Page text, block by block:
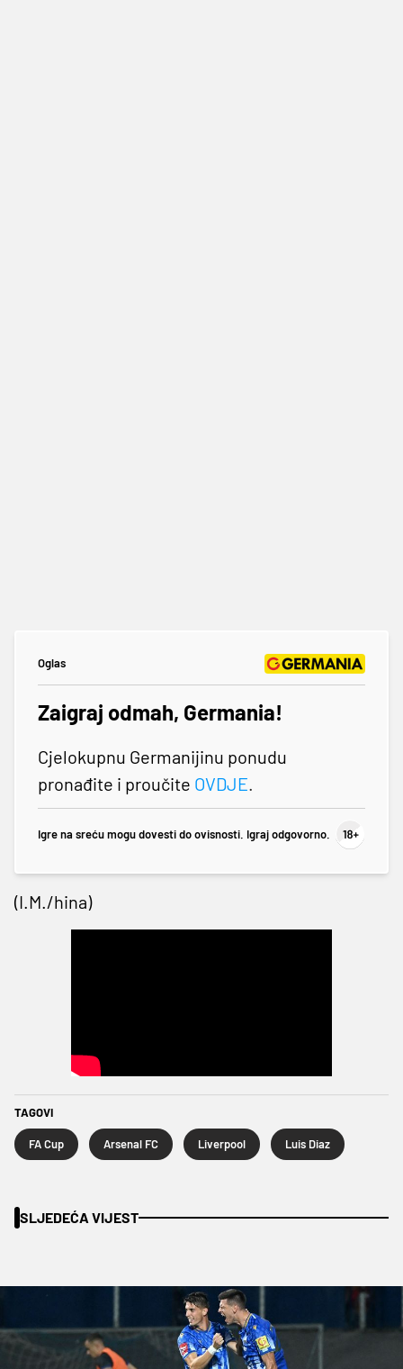
Oglas
Zaigraj odmah, Germania!
Cjelokupnu Germanijinu ponudu
pronađite i proučite OVDJE.
Igre na sreću mogu dovesti do ovisnosti. Igraj odgovorno.
(I.M./hina)
TAGOVI
FA Cup Arsenal FC Liverpool Luis Diaz
SLJEDEĆA VIJEST